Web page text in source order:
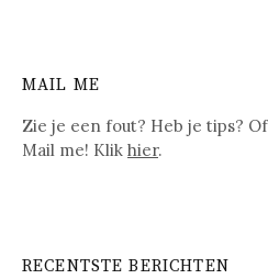
MAIL ME
Zie je een fout? Heb je tips?
Mail me! Klik hier.
RECENTSTE BERICHTEN